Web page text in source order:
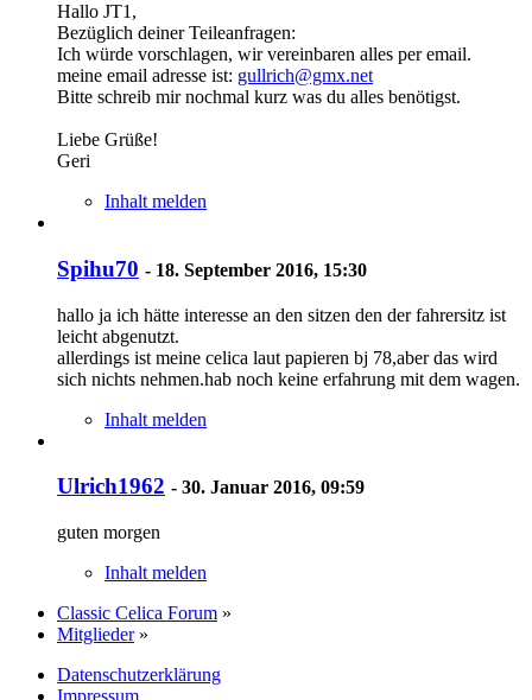
Hallo JT1,
Bezüglich deiner Teileanfragen:
Ich würde vorschlagen, wir vereinbaren alles per email.
meine email adresse ist: gullrich@gmx.net
Bitte schreib mir nochmal kurz was du alles benötigst.
Liebe Grüße!
Geri
Inhalt melden
Spihu70 - 18. September 2016, 15:30
hallo ja ich hätte interesse an den sitzen den der fahrersitz ist
leicht abgenutzt.
allerdings ist meine celica laut papieren bj 78,aber das wird
sich nichts nehmen.hab noch keine erfahrung mit dem wagen.
Inhalt melden
Ulrich1962 - 30. Januar 2016, 09:59
guten morgen
Inhalt melden
Classic Celica Forum »
Mitglieder »
Datenschutzerklärung